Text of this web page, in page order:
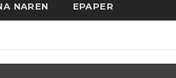
NAREN EPAPER